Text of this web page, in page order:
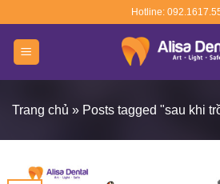
content
Hotline:
Trang chủ » Posts tagged "sau khi